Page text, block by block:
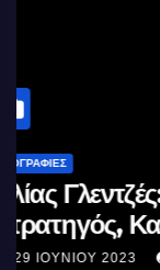
ΒΙΟΓΡΑΦΊΕΣ
Μέγας
Ελλήνων
11 ΙΟΥΝΊΟΥ